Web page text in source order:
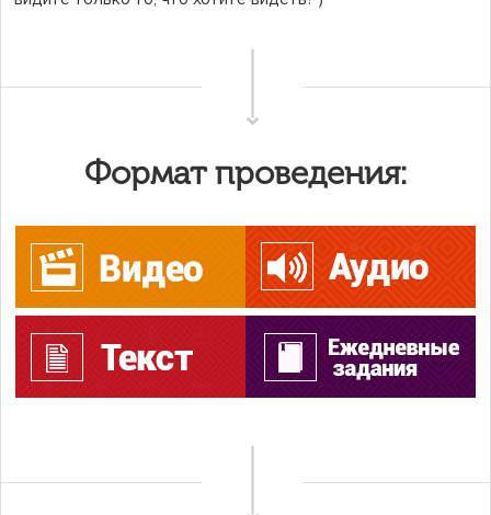
Формат проведения: